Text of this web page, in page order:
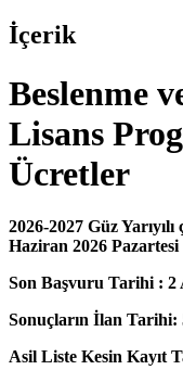
İçerik
Beslenme
Lisans
Ücretler
2026-2027 Güz
Haziran 2026 Pazartesi
Son Başvuru Tarihi : 2
Sonuçların İlan Tarihi:
Asil Liste Kesin Kayıt